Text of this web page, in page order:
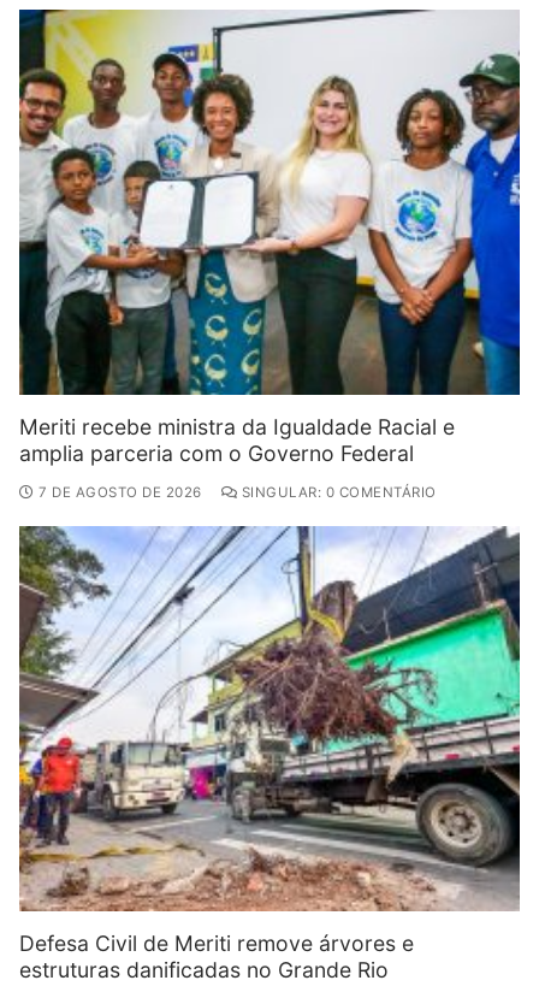
Meriti recebe ministra da Igualdade Racial e
amplia parceria com o Governo Federal
7 DE AGOSTO DE 2026 SINGULAR: 0 COMENTÁRIO
Defesa Civil de Meriti remove árvores e
estruturas danificadas no Grande Rio